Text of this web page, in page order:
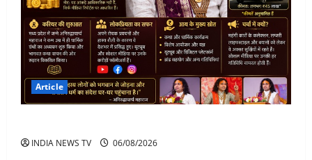
Article
INDIA NEWS TV 06/08/2026